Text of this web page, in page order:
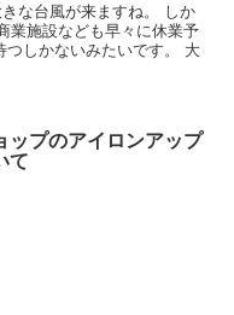
な台風が来ますね。 しか
業施設なども早々に休業予
つしかないみたいです。 大
ップのアイロンアップ
て